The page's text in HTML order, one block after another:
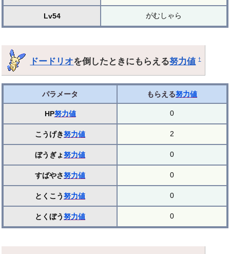
Lv54 がむしゃら
ドードリオを倒したときにもらえる努力値 †
パラメータ もらえる努力値
HP努力値 0
こうげき努力値 2
ぼうぎょ努力値 0
すばやさ努力値 0
とくこう努力値 0
とくぼう努力値 0